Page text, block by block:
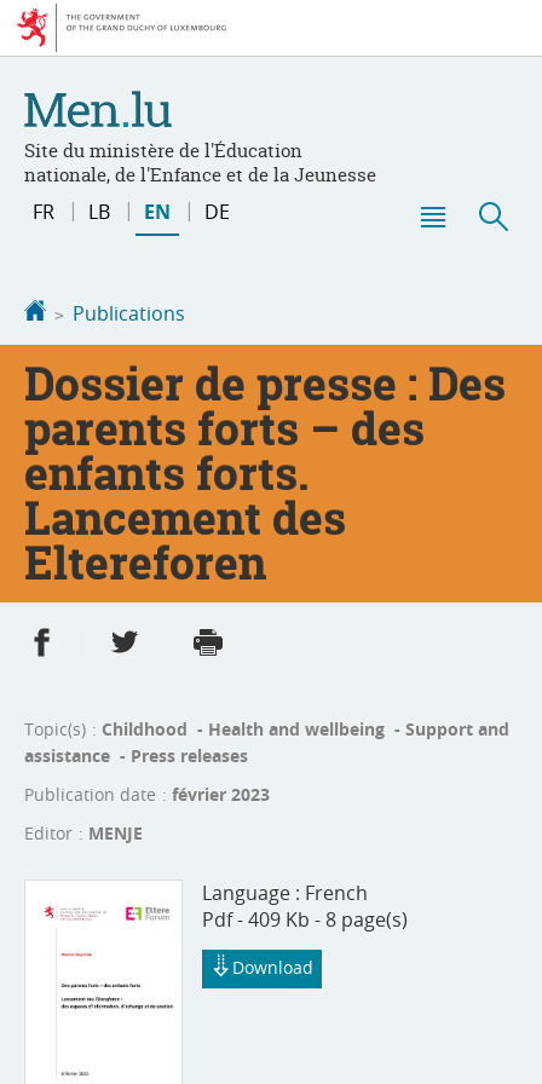
Go
Go
Site du ministère de l'Éducation
nationale, de l'Enfance et de la Jeunesse
Change
FR LB EN DE
Homepage
Publications
Dossier de presse : Des
parents forts – des
enfants forts.
Lancement des
Eltereforen
Share on Facebook
Share on Twitter
Topic(s)
Childhood - Health and wellbeing - Support and
assistance - Press releases
Publication date
février 2023
Editor
MENJE
Language : French
Pdf - 409 Kb - 8 page(s)
Download